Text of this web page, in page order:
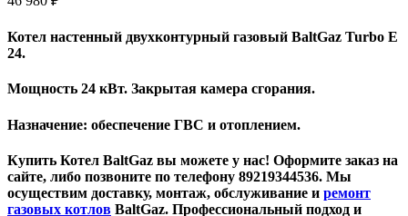
Котел настенный двухконтурный газовый BaltGaz Turbo E
24.
Мощность 24 кВт. Закрытая камера сгорания.
Назначение: обеспечение ГВС и отоплением.
Купить Котел BaltGaz вы можете у нас! Оформите заказ на
сайте, либо позвоните по телефону 89219344536. Мы
осуществим доставку, монтаж, обслуживание и ремонт
газовых котлов BaltGaz. Профессиональный подход и